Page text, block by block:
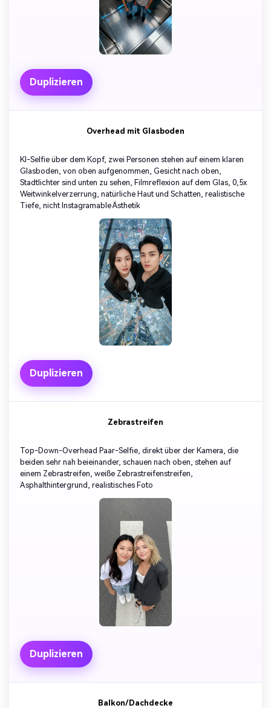
Duplizieren
Overhead mit Glasboden
KI-Selfie über dem Kopf, zwei Personen stehen auf einem klaren
Glasboden, von oben aufgenommen, Gesicht nach oben,
Stadtlichter sind unten zu sehen, Filmreflexion auf dem Glas, 0,5x
Weitwinkelverzerrung, natürliche Haut und Schatten, realistische
Tiefe, nicht Instagramable Ästhetik
Duplizieren
Zebrastreifen
Top-Down-Overhead Paar-Selfie, direkt über der Kamera, die
beiden sehr nah beieinander, schauen nach oben, stehen auf
einem Zebrastreifen, weiße Zebrastreifenstreifen,
Asphalthintergrund, realistisches Foto
Duplizieren
Balkon/Dachdecke